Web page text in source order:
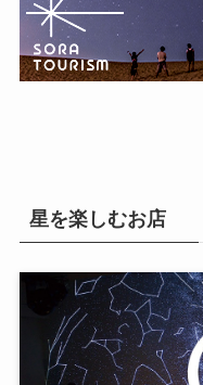
星を楽しむお店